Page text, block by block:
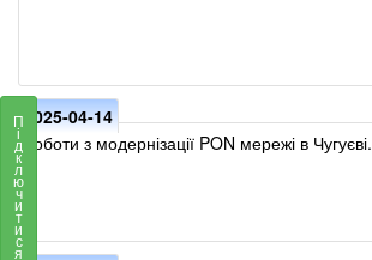
2025-04-14
Роботи з модернізації PON мережі в Чугуєві.
П
і
д
к
л
ю
ч
и
т
и
с
я